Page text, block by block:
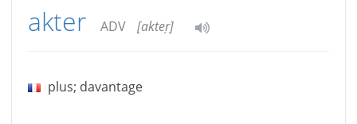
akter ADV [akteṛ]
plus; davantage